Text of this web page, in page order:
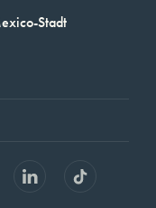
Stadt